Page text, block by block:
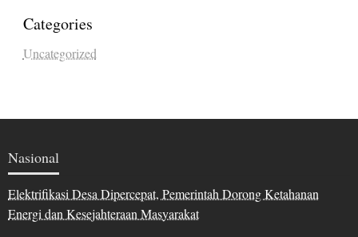
Categories
Uncategorized
Nasional
Elektrifikasi Desa Dipercepat, Pemerintah Dorong Ketahanan
Energi dan Kesejahteraan Masyarakat